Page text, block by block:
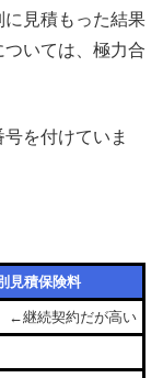
見積もった結果
いては、極力合
を付けていま
見積保険料
継続契約だが高い